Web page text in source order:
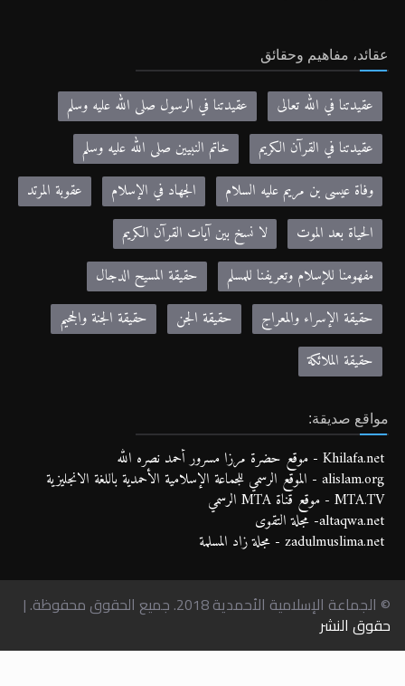
عقائد، مفاهيم وحقائق
عقيدتنا في الله تعالى
عقيدتنا في الرسول صلى الله عليه وسلم
عقيدتنا في القرآن الكريم
خاتم النبيين صلى الله عليه وسلم
وفاة عيسى بن مريم عليه السلام
الجهاد في الإسلام
عقوبة المرتد
الحياة بعد الموت
لا نسخ بين آيات القرآن الكريم
مفهومنا للإسلام وتعريفنا للمسلم
حقيقة المسيح الدجال
حقيقة الإسراء والمعراج
حقيقة الجن
حقيقة الجنة والجحيم
حقيقة الملائكة
مواقع صديقة:
Khilafa.net - موقع حضرة مرزا مسرور أحمد نصره الله
alislam.org - الموقع الرسمي للجماعة الإسلامية الأحمدية باللغة الانجليزية
MTA.TV - موقع قناة MTA الرسمي
altaqwa.net- مجلة التقوى
zadulmuslima.net - مجلة زاد المسلمة
© الجماعة الإسلامية الأحمدية 2018. جميع الحقوق محفوظة. |
حقوق النشر